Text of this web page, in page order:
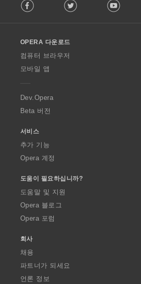
o
w
O
p
a
Facebook Twitter Youtube
OPERA 다운로드
컴퓨터 브라우저
모바일 앱
Dev.Opera
Beta 버전
서비스
추가 기능
Opera 계정
도움이 필요하십니까?
도움말 및 지원
Opera 블로그
Opera 포럼
회사
채용
파트너가 되세요
언론 정보